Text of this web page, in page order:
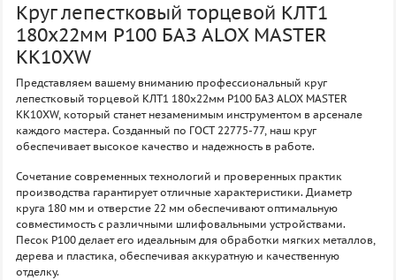
Круг лепестковый торцевой КЛТ1
180х22мм P100 БАЗ ALOX MASTER
KK10XW
Представляем вашему вниманию профессиональный круг
лепестковый торцевой КЛТ1 180х22мм P100 БАЗ ALOX MASTER
KK10XW, который станет незаменимым инструментом в арсенале
каждого мастера. Созданный по ГОСТ 22775-77, наш круг
обеспечивает высокое качество и надежность в работе.
Сочетание современных технологий и проверенных практик
производства гарантирует отличные характеристики. Диаметр
круга 180 мм и отверстие 22 мм обеспечивают оптимальную
совместимость с различными шлифовальными устройствами.
Песок P100 делает его идеальным для обработки мягких металлов,
дерева и пластика, обеспечивая аккуратную и качественную
отделку.